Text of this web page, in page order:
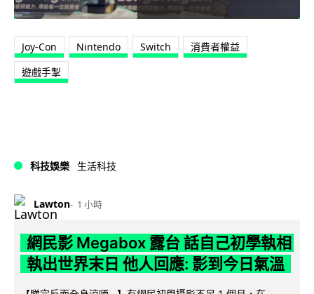
Joy-Con Nintendo Switch
消費者權益
遊戲手掣
科技娛樂 生活科技
Lawton 1 小時
網民影 Megabox 露台 話自己初學執相
執出世界末日 他人回應: 影到今日氣溫